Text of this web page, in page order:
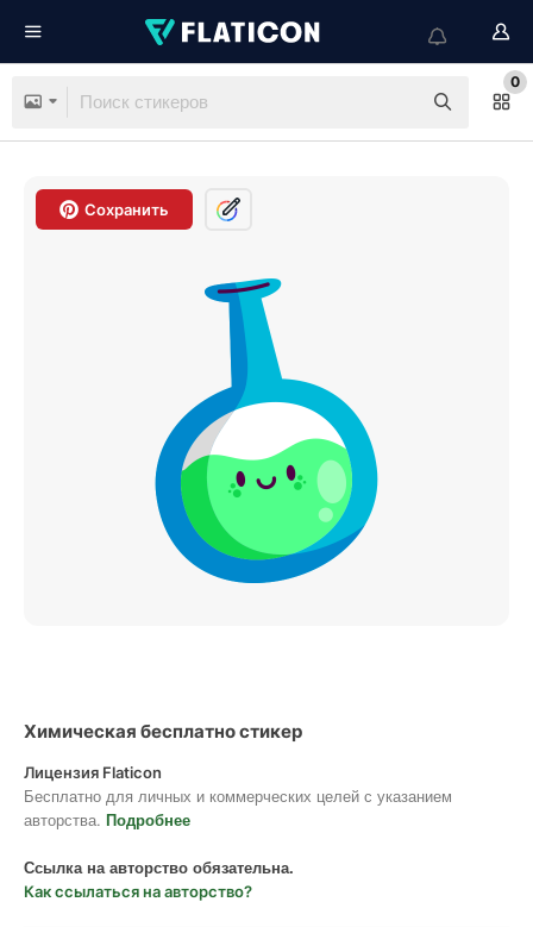
0
Сохранить
Химическая бесплатно стикер
Лицензия Flaticon
Бесплатно для личных и коммерческих целей с указанием
авторства. Подробнее
Ссылка на авторство обязательна.
Как ссылаться на авторство?